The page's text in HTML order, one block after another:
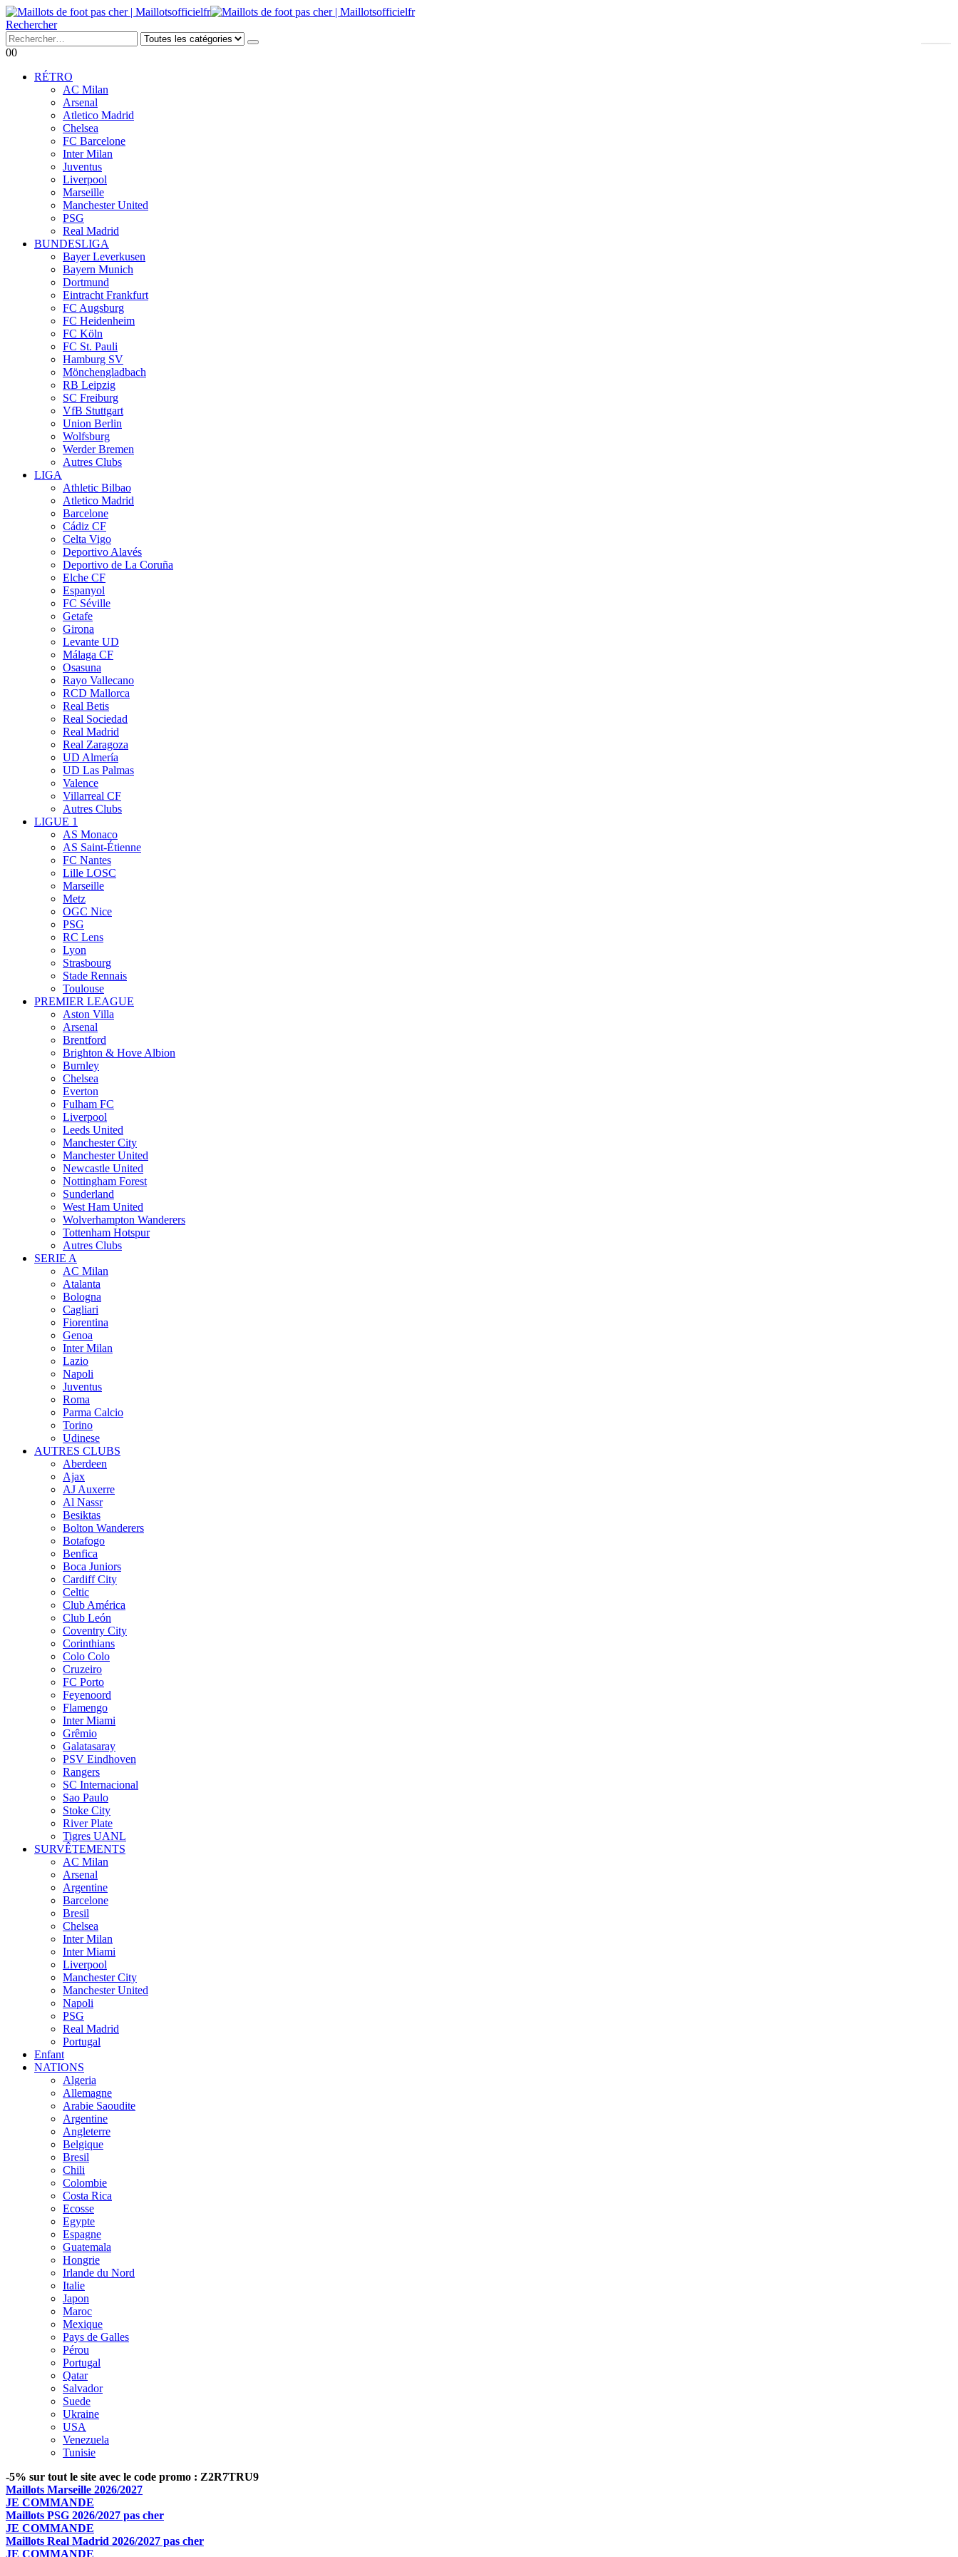
Rechercher
00
RÉTRO
AC Milan
Arsenal
Atletico Madrid
Chelsea
FC Barcelone
Inter Milan
Juventus
Liverpool
Marseille
Manchester United
PSG
Real Madrid
BUNDESLIGA
Bayer Leverkusen
Bayern Munich
Dortmund
Eintracht Frankfurt
FC Augsburg
FC Heidenheim
FC Köln
FC St. Pauli
Hamburg SV
Mönchengladbach
RB Leipzig
SC Freiburg
VfB Stuttgart
Union Berlin
Wolfsburg
Werder Bremen
Autres Clubs
LIGA
Athletic Bilbao
Atletico Madrid
Barcelone
Cádiz CF
Celta Vigo
Deportivo Alavés
Deportivo de La Coruña
Elche CF
Espanyol
FC Séville
Getafe
Girona
Levante UD
Málaga CF
Osasuna
Rayo Vallecano
RCD Mallorca
Real Betis
Real Sociedad
Real Madrid
Real Zaragoza
UD Almería
UD Las Palmas
Valence
Villarreal CF
Autres Clubs
LIGUE 1
AS Monaco
AS Saint-Étienne
FC Nantes
Lille LOSC
Marseille
Metz
OGC Nice
PSG
RC Lens
Lyon
Strasbourg
Stade Rennais
Toulouse
PREMIER LEAGUE
Aston Villa
Arsenal
Brentford
Brighton & Hove Albion
Burnley
Chelsea
Everton
Fulham FC
Liverpool
Leeds United
Manchester City
Manchester United
Newcastle United
Nottingham Forest
Sunderland
West Ham United
Wolverhampton Wanderers
Tottenham Hotspur
Autres Clubs
SERIE A
AC Milan
Atalanta
Bologna
Cagliari
Fiorentina
Genoa
Inter Milan
Lazio
Napoli
Juventus
Roma
Parma Calcio
Torino
Udinese
AUTRES CLUBS
Aberdeen
Ajax
AJ Auxerre
Al Nassr
Besiktas
Bolton Wanderers
Botafogo
Benfica
Boca Juniors
Cardiff City
Celtic
Club América
Club León
Coventry City
Corinthians
Colo Colo
Cruzeiro
FC Porto
Feyenoord
Flamengo
Inter Miami
Grêmio
Galatasaray
PSV Eindhoven
Rangers
SC Internacional
Sao Paulo
Stoke City
River Plate
Tigres UANL
SURVÊTEMENTS
AC Milan
Arsenal
Argentine
Barcelone
Bresil
Chelsea
Inter Milan
Inter Miami
Liverpool
Manchester City
Manchester United
Napoli
PSG
Real Madrid
Portugal
Enfant
NATIONS
Algeria
Allemagne
Arabie Saoudite
Argentine
Angleterre
Belgique
Bresil
Chili
Colombie
Costa Rica
Ecosse
Egypte
Espagne
Guatemala
Hongrie
Irlande du Nord
Italie
Japon
Maroc
Mexique
Pays de Galles
Pérou
Portugal
Qatar
Salvador
Suede
Ukraine
USA
Venezuela
Tunisie
-5% sur tout le site avec le code promo : Z2R7TRU9
Maillots Marseille 2026/2027
JE COMMANDE
Maillots PSG 2026/2027 pas cher
JE COMMANDE
Maillots Real Madrid 2026/2027 pas cher
JE COMMANDE